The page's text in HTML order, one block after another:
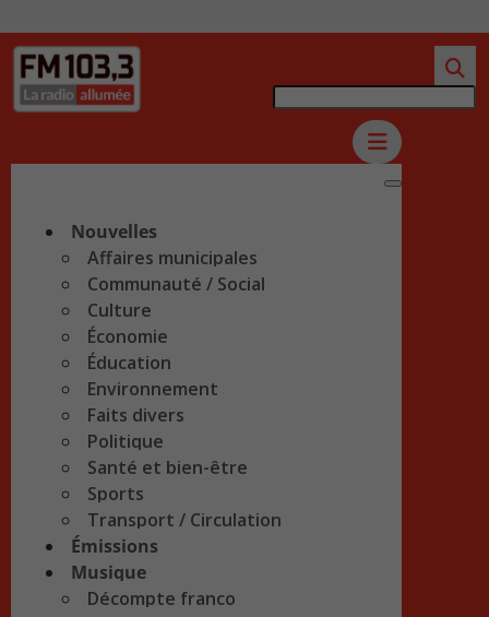
Nouvelles
Affaires municipales
Communauté / Social
Culture
Économie
Éducation
Environnement
Faits divers
Politique
Santé et bien-être
Sports
Transport / Circulation
Émissions
Musique
Décompte franco